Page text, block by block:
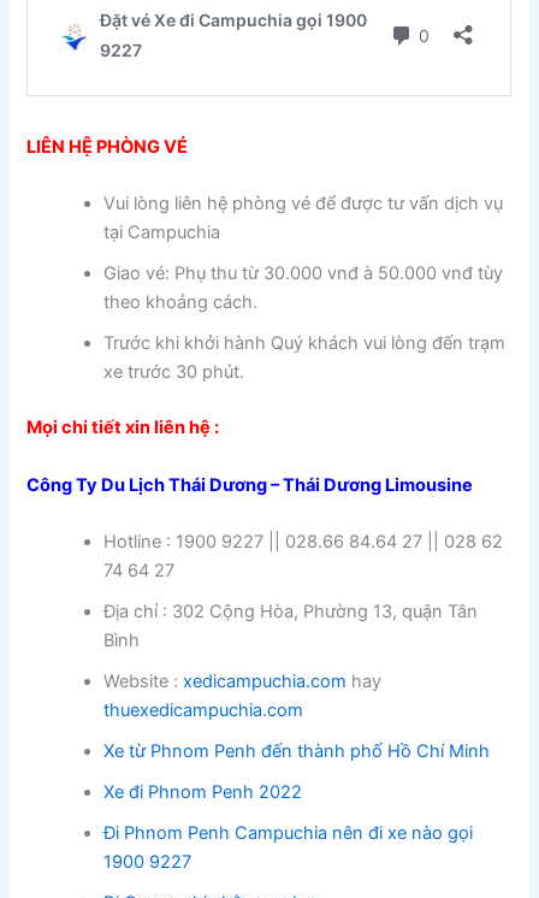
LIÊN HỆ PHÒNG VÉ
Vui lòng liên hệ phòng vé để được tư vấn dịch vụ
tại Campuchia
Giao vé: Phụ thu từ 30.000 vnđ à 50.000 vnđ tùy
theo khoảng cách.
Trước khi khởi hành Quý khách vui lòng đến trạm
xe trước 30 phút.
Mọi chi tiết xin liên hệ :
Công Ty Du Lịch Thái Dương – Thái Dương Limousine
Hotline : 1900 9227 || 028.66 84.64 27 || 028 62
74 64 27
Địa chỉ : 302 Cộng Hòa, Phường 13, quận Tân
Bình
Website :xedicampuchia.com hay
thuexedicampuchia.com
Xe từ Phnom Penh đến thành phố Hồ Chí Minh
Xe đi Phnom Penh 2022
Đi Phnom Penh Campuchia nên đi xe nào gọi
1900 9227